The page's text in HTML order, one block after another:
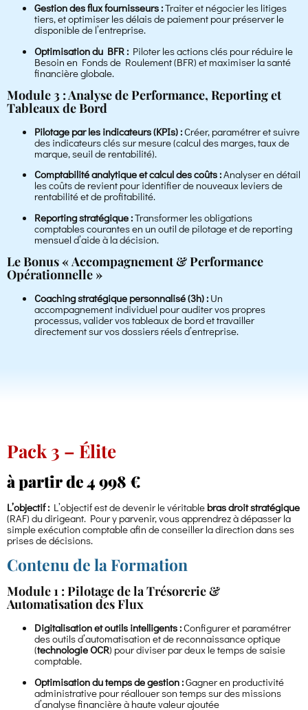
Gestion des flux fournisseurs :Traiter et négocier les litiges
tiers, et optimiser les délais de paiement pour préserver le
disponible de l’entreprise.
Optimisation du BFR : Piloter les actions clés pour réduire le
Besoin en Fonds de Roulement (BFR) et maximiser la santé
financière globale.
Module 3 : Analyse de Performance, Reporting et
Tableaux de Bord
Pilotage par les indicateurs (KPIs) :Créer, paramétrer et suivre
des indicateurs clés sur mesure (calcul des marges, taux de
marque, seuil de rentabilité).
Comptabilité analytique et calcul des coûts :Analyser en détail
les coûts de revient pour identifier de nouveaux leviers de
rentabilité et de profitabilité.
Reporting stratégique :Transformer les obligations
comptables courantes en un outil de pilotage et de reporting
mensuel d’aide à la décision.
Le Bonus « Accompagnement & Performance
Opérationnelle »
Coaching stratégique personnalisé (3h) : Un
accompagnement individuel pour auditer vos propres
processus, valider vos tableaux de bord et travailler
directement sur vos dossiers réels d’entreprise.
Pack 3 – Élite
à partir de 4 998 €
L’objectif : L’objectif est de devenir le véritable bras droit stratégique
(RAF) du dirigeant. Pour y parvenir, vous apprendrez à dépasser la
simple exécution comptable afin de conseiller la direction dans ses
prises de décisions.
Contenu de la Formation
Module 1 : Pilotage de la Trésorerie &
Automatisation des Flux
Digitalisation et outils intelligents :Configurer et paramétrer
des outils d’automatisation et de reconnaissance optique
(technologie OCR) pour diviser par deux le temps de saisie
comptable.
Optimisation du temps de gestion :Gagner en productivité
administrative pour réallouer son temps sur des missions
d’analyse financière à haute valeur ajoutée